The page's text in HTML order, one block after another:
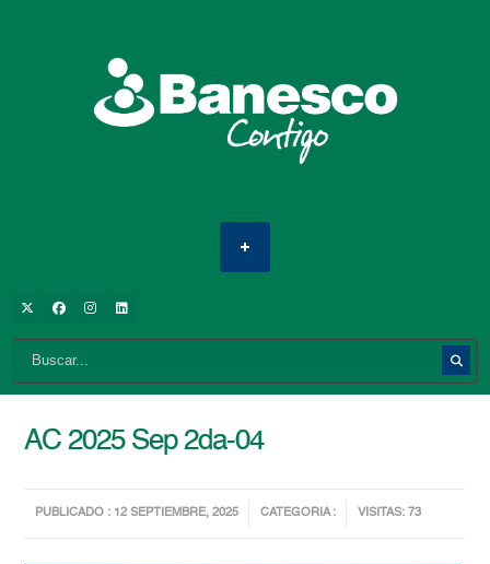
AC 2025 Sep 2da-04
PUBLICADO : 12 SEPTIEMBRE, 2025 CATEGORIA : VISITAS: 73